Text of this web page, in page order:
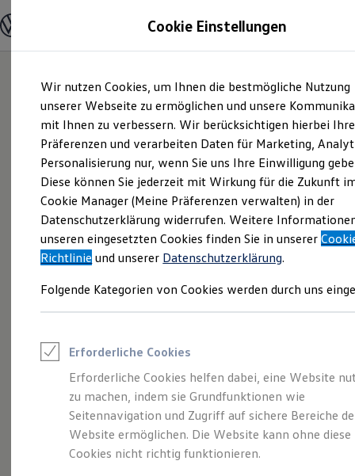
Hauptinhalt
springen
Footer
springen
Modelle und Konfigurator
Modelle vergleichen
Elektroautos
ENERGY Sondermodelle
Nutzfahrzeuge
SUV und CUV
Familienautos
Kombis
Kompaktwagen
Sportwagen
Schnell verfügbare Fahrzeuge
Angebote und Produkte
Aktuelle Angebote
E-Auto-Förderung
Volkswagen Marktplatz
Junge Gebrauchtwagen und Gebrauchtwagen
Saisonangebote
Leasing
Leasing-Angebote
Gebrauchtwagen Leasing
Junge Gebrauchtwagen-Leasing
Elektroauto Leasing
Kleinwagen-Leasing
Leasing ohne Anzahlung
Volkswagen Economy
Service Rabattaktion
Cookie Einstellungen
Wir nutzen Cookies, um Ihnen die bestmögliche Nutzung
unserer Webseite zu ermöglichen und unsere
mit Ihnen zu verbessern. Wir berücksichtigen hierbei Ihre
Präferenzen und verarbeiten Daten für Marketing,
Personalisierung nur, wenn Sie uns Ihre Einwilligung
Diese können Sie jederzeit mit Wirkung für die Zukunft
Cookie Manager (Meine Präferenzen verwalten) in der
Datenschutzerklärung widerrufen. Weitere
unseren eingesetzten Cookies finden Sie in unserer
Richtlinie und unserer Datenschutzerklärung.
Folgende Kategorien von Cookies werden durch uns
Erforderliche Cookies
Erforderliche Cookies helfen dabei, eine Website
zu machen, indem sie Grundfunktionen wie
Seitennavigation und Zugriff auf sichere Bereiche
Website ermöglichen. Die Website kann ohne diese
Cookies nicht richtig funktionieren.